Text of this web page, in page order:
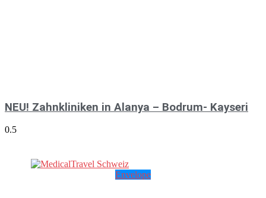
NEU! Zahnkliniken in Alanya – Bodrum- Kayseri
Envelope